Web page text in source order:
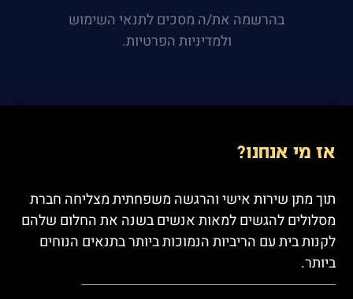
בהרשמה את/ה מסכים לתנאי השימוש
ולמדיניות הפרטיות.
אז מי אנחנו?
תוך מתן שירות אישי והרגשה משפחתית מצליחה חברת
מסלולים להגשים למאות אנשים בשנה את החלום שלהם
לקנות בית עם הריביות הנמוכות ביותר בתנאים הנוחים
ביותר.